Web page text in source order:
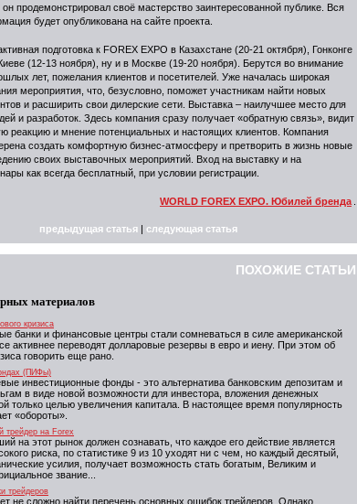
он продемонстрировал своё мастерство заинтересованной публике. Вся
будет опубликована на сайте проекта.
подготовка к FOREX EXPO в Казахстане (20-21 октября), Гонконге
(12-13 ноября), ну и в Москве (19-20 ноября). Берутся во внимание
лет, пожелания клиентов и посетителей. Уже началась широкая
мероприятия, что, безусловно, поможет участникам найти новых
и расширить свои дилерские сети. Выставка – наилучшее место для
и разработок. Здесь компания сразу получает «обратную связь», видит
реакцию и мнение потенциальных и настоящих клиентов. Компания
создать комфортную бизнес-атмосферу и претворить в жизнь новые
своих выставочных мероприятий. Вход на выставку и на
как всегда бесплатный, при условии регистрации.
WORLD FOREX EXPO. Юбилей бренда
предыдущая статья| следующая статья
ПОХОЖИЕ СТАТЬИ
материалов
кризиса
банки и финансовые центры стали сомневаться в силе американской
активнее переводят долларовые резервы в евро и иену. При этом об
говорить еще рано.
(ПИФы)
инвестиционные фонды - это альтернатива банковским депозитам и
в виде новой возможности для инвестора, вложения денежных
только целью увеличения капитала. В настоящее время популярность
«обороты».
трейдер на Forex
на этот рынок должен сознавать, что каждое его действие является
риска, по статистике 9 из 10 уходят ни с чем, но каждый десятый,
усилия, получает возможность стать богатым, Великим и
звание...
трейдеров
не сложно найти перечень основных ошибок трейдеров. Однако,